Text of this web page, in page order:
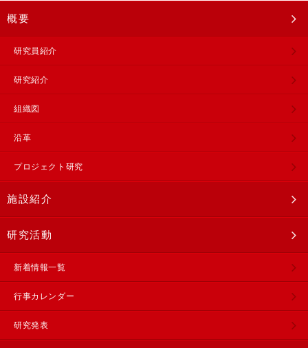
概要
研究員紹介
研究紹介
組織図
沿革
プロジェクト研究
施設紹介
研究活動
新着情報一覧
行事カレンダー
研究発表